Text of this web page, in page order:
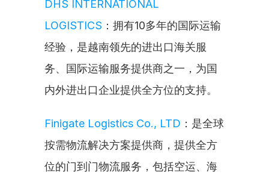
DHS INTERNATIONAL
LOGISTICS ：拥有10多年的国际运输
经验，是越南领先的进出口海关服
务、国际运输服务提供商之一，为国
内外进出口企业提供全方位的支持。
Finigate Logistics Co., LTD ：是全球
按需物流解决方案提供商，提供全方
位的门到门物流服务，包括空运、海